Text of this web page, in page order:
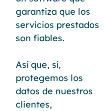
garantiza que los
servicios prestados
son fiables.
Así que, sí,
protegemos los
datos de nuestros
clientes,